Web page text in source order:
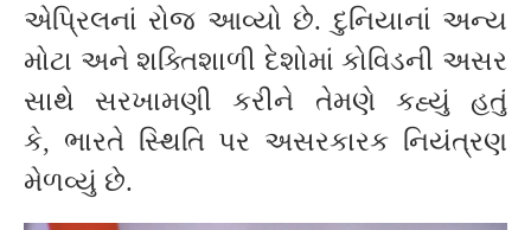
એપ્રિલનાં રોજ આવ્યો છે. દુનિયાનાં અન્ય
મોટા અને શક્તિશાળી દેશોમાં કોવિડની અસર
સાથે સરખામણી કરીને તેમણે કહ્યું હતું
કે, ભારતે સ્થિતિ પર અસરકારક નિયંત્રણ
મેળવ્યું છે.